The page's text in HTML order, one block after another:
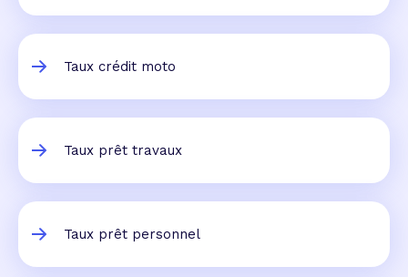
Taux crédit moto
Taux prêt travaux
Taux prêt personnel